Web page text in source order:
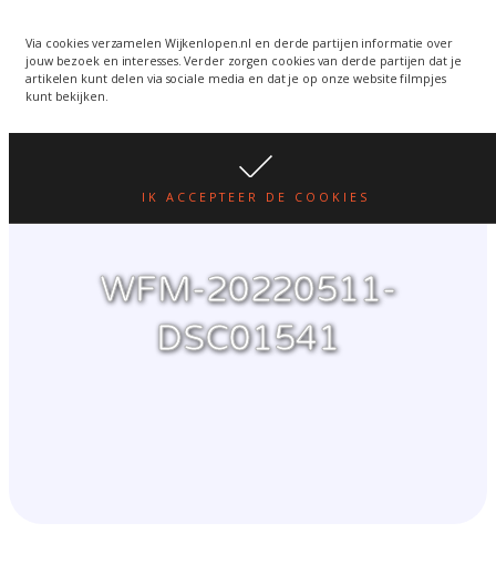
Via cookies verzamelen Wijkenlopen.nl en derde partijen informatie over
jouw bezoek en interesses. Verder zorgen cookies van derde partijen dat je
artikelen kunt delen via sociale media en dat je op onze website filmpjes
kunt bekijken.
IK ACCEPTEER DE COOKIES
wordt een week verplaatst
i.v.m. warmte. lees hier
WIJKENLOPEN.NL
WFM-20220511-
DSC01541